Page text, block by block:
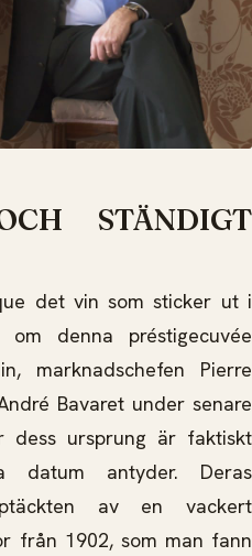
STÄNDIGT
det vin som sticker ut i
om denna préstigecuvée
marknadschefen Pierre
Bavaret under senare
dess ursprung är faktiskt
antyder. Deras
av en vackert
från 1902, som man fann